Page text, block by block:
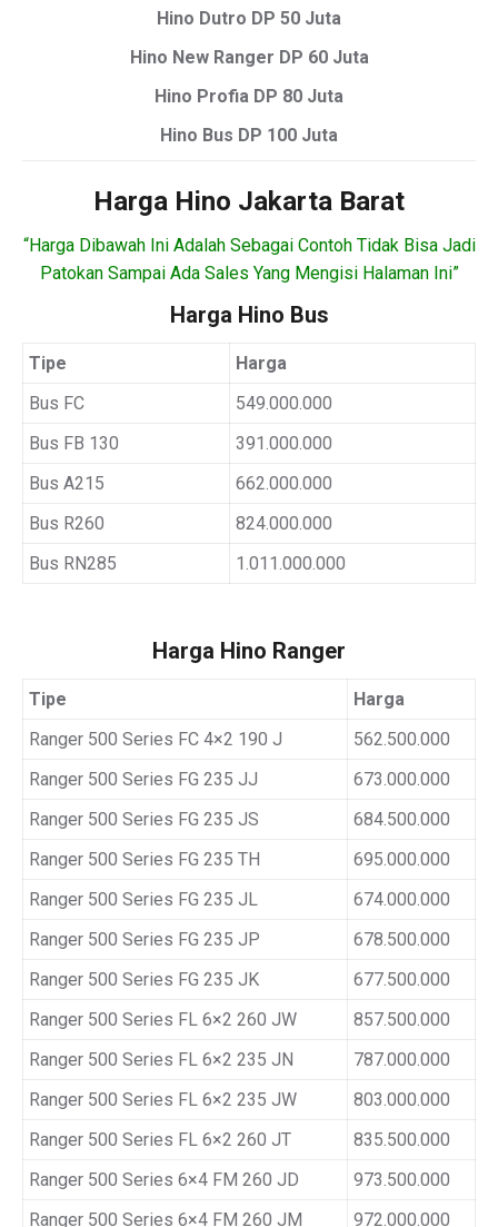
Hino Dutro DP 50 Juta
Hino New Ranger DP 60 Juta
Hino Profia DP 80 Juta
Hino Bus DP 100 Juta
Harga Hino Jakarta Barat
“Harga Dibawah Ini Adalah Sebagai Contoh Tidak Bisa Jadi
Patokan Sampai Ada Sales Yang Mengisi Halaman Ini”
Harga Hino Bus
Tipe
Harga
Bus FC
549.000.000
Bus FB 130
391.000.000
Bus A215
662.000.000
Bus R260
824.000.000
Bus RN285
1.011.000.000
Harga Hino Ranger
Tipe
Harga
Ranger 500 Series FC 4×2 190 J
562.500.000
Ranger 500 Series FG 235 JJ
673.000.000
Ranger 500 Series FG 235 JS
684.500.000
Ranger 500 Series FG 235 TH
695.000.000
Ranger 500 Series FG 235 JL
674.000.000
Ranger 500 Series FG 235 JP
678.500.000
Ranger 500 Series FG 235 JK
677.500.000
Ranger 500 Series FL 6×2 260 JW
857.500.000
Ranger 500 Series FL 6×2 235 JN
787.000.000
Ranger 500 Series FL 6×2 235 JW
803.000.000
Ranger 500 Series FL 6×2 260 JT
835.500.000
Ranger 500 Series 6×4 FM 260 JD
973.500.000
Ranger 500 Series 6×4 FM 260 JM
972.000.000